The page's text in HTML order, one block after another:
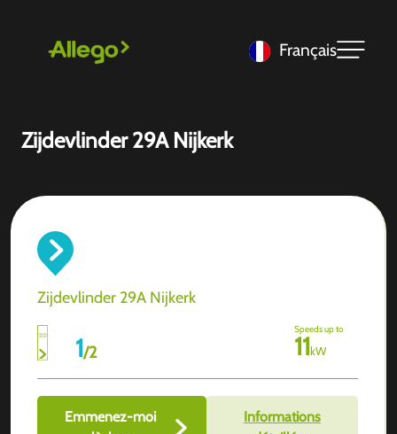
Français
Zijdevlinder 29A Nijkerk
Zijdevlinder 29A Nijkerk
1/2
Speeds up to
11kW
Emmenez-moi
Informations